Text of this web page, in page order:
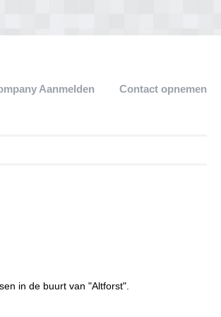
Aanmelden Contact opnemen
in de buurt van "Altforst".